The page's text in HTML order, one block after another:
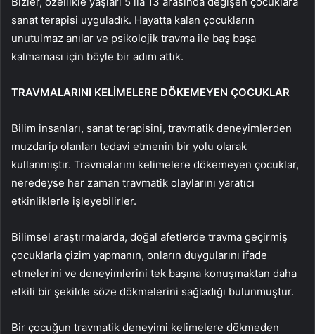
sanat terapisi uyguladık. Hayatta kalan çocukların
unutulmaz anılar ve psikolojik travma ile baş başa
kalmaması için böyle bir adım attık.
TRAVMALARINI KELİMELERE DÖKEMEYEN ÇOCUKLAR
Bilim insanları, sanat terapisini, travmatik deneyimlerden
muzdarip olanları tedavi etmenin bir yolu olarak
kullanmıştır. Travmalarını kelimelere dökemeyen çocuklar,
neredeyse her zaman travmatik olaylarını yaratıcı
etkinliklerle işleyebilirler.
Bilimsel araştırmalarda, doğal afetlerde travma geçirmiş
çocuklarla çizim yapmanın, onların duygularını ifade
etmelerini ve deneyimlerini tek başına konuşmaktan daha
etkili bir şekilde söze dökmelerini sağladığı bulunmuştur.
Bir çocuğun travmatik deneyimi kelimelere dökmeden